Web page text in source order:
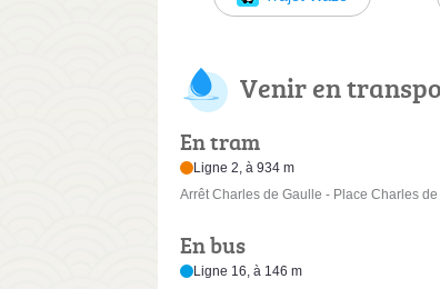
Venir en
En tram
Ligne 2, à 934 m
Arrêt Charles de Gaulle - Place Charles
En bus
Ligne 16, à 146 m